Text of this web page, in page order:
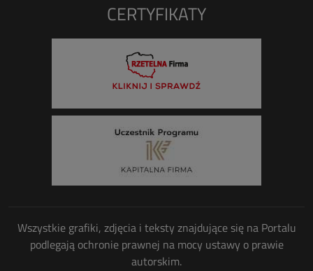
CERTYFIKATY
Wszystkie grafiki, zdjęcia i teksty znajdujące się na Portalu
podlegają ochronie prawnej na mocy ustawy o prawie
autorskim.